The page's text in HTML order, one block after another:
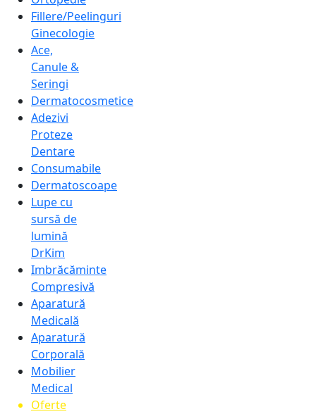
Fillere/Peelinguri
Ginecologie
Ace,
Canule &
Seringi
Dermatocosmetice
Adezivi
Proteze
Dentare
Consumabile
Dermatoscoape
Lupe cu
sursă de
lumină
DrKim
Imbrăcăminte
Compresivă
Aparatură
Medicală
Aparatură
Corporală
Mobilier
Medical
Oferte